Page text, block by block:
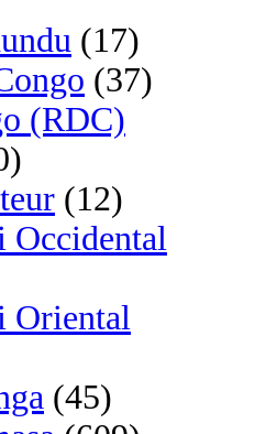
(17)
(37)
(RDC)
(12)
Occidental
Oriental
(45)